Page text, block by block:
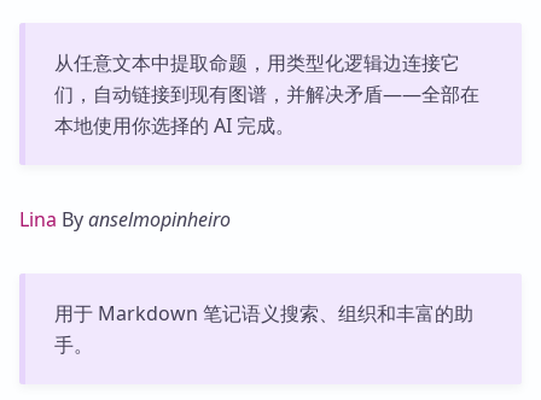
从任意文本中提取命题，用类型化逻辑边连接它
们，自动链接到现有图谱，并解决矛盾——全部在
本地使用你选择的 AI 完成。
Lina Byanselmopinheiro
用于 Markdown 笔记语义搜索、组织和丰富的助
手。